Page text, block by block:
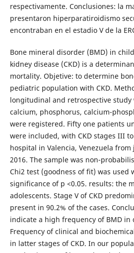
respectivamente. Conclusiones: la
presentaron hiperparatiroidismo
encontraban en el estadio V de la
Bone mineral disorder (BMD) in
kidney disease (CKD) is a
mortality. Objetive: to determine
pediatric population with CKD.
longitudinal and retrospective study
calcium, phosphorus, calcium-
were registered. Fifty one patients
were included, with CKD stages III
hospital in Valencia, Venezuela
2016. The sample was non-
Chi2 test (goodness of fit) was used
significance of p <0.05. results: the
adolescents. Stage V of CKD
present in 90.2% of the cases.
indicate a high frequency of BMD in
Frequency of clinical and
in latter stages of CKD. In our